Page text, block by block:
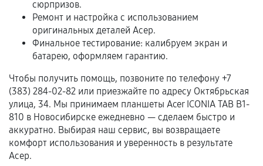
Если комплектующие куплены
самостоятельно
Гарантия на выполненные работы может
сохраняться полностью или частично, если
соблюдены следующие условия:
Предоставленные детали подходят по
техническим параметрам и не имеют внешних
дефектов.
сюрпризов.
Ремонт и настройка с использованием
оригинальных деталей Асер.
Финальное тестирование: калибруем экран и
батарею, оформляем гарантию.
Чтобы получить помощь, позвоните по телефону +7
(383) 284-02-82 или приезжайте по адресу Октябрьская
улица, 34. Мы принимаем планшеты Acer ICONIA TAB B1-
810 в Новосибирске ежедневно — сделаем быстро и
аккуратно. Выбирая наш сервис, вы возвращаете
комфорт использования и уверенность в результате
Асер.